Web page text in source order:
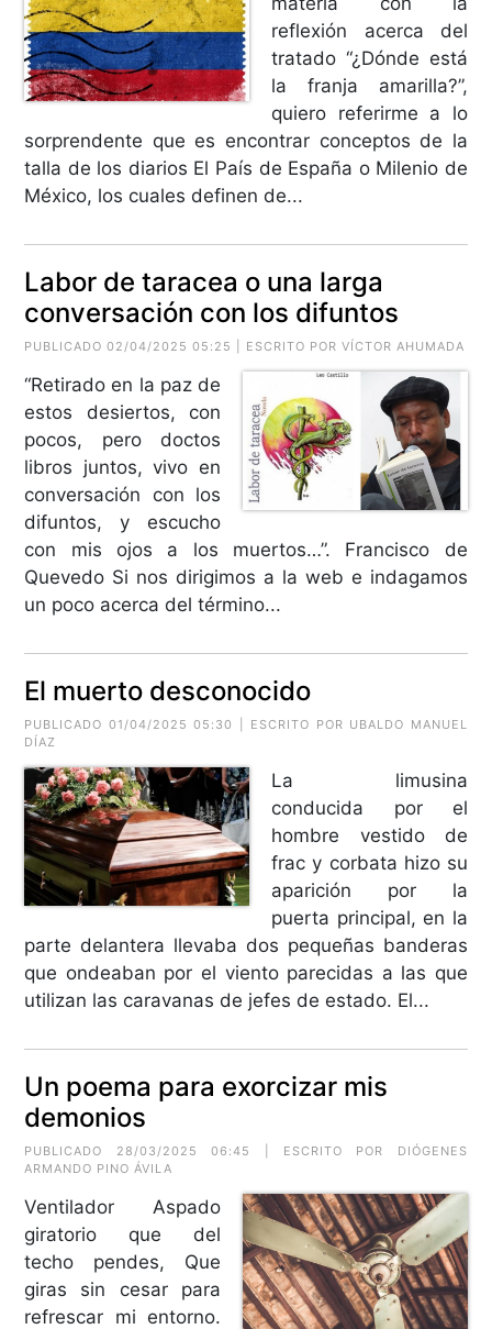
reflexión acerca del
tratado “¿Dónde está
la franja amarilla?”,
quiero referirme a lo
sorprendente que es encontrar conceptos de la
talla de los diarios El País de España o Milenio de
México, los cuales definen de...
Labor de taracea o una larga
conversación con los difuntos
PUBLICADO 02/04/2025 05:25 | ESCRITO POR VÍCTOR AHUMADA
“Retirado en la paz de
estos desiertos, con
pocos, pero doctos
libros juntos, vivo en
conversación con los
difuntos, y escucho
con mis ojos a los muertos…”. Francisco de
Quevedo Si nos dirigimos a la web e indagamos
un poco acerca del término...
El muerto desconocido
PUBLICADO 01/04/2025 05:30 | ESCRITO POR UBALDO MANUEL
DÍAZ
La limusina
conducida por el
hombre vestido de
frac y corbata hizo su
aparición por la
puerta principal, en la
parte delantera llevaba dos pequeñas banderas
que ondeaban por el viento parecidas a las que
utilizan las caravanas de jefes de estado. El...
Un poema para exorcizar mis
demonios
PUBLICADO 28/03/2025 06:45 | ESCRITO POR
DIÓGENES
ARMANDO PINO ÁVILA
Ventilador Aspado
giratorio que del
techo pendes, Que
giras sin cesar para
refrescar mi entorno.